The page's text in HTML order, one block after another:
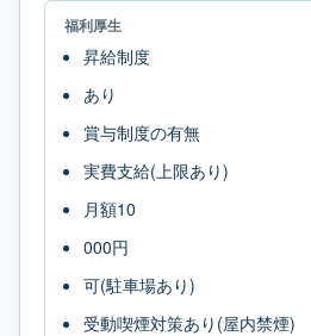
福利厚生
昇給制度
あり
賞与制度の有無
実費支給(上限あり)
月額10
000円
可(駐車場あり)
受動喫煙対策あり(屋内禁煙)